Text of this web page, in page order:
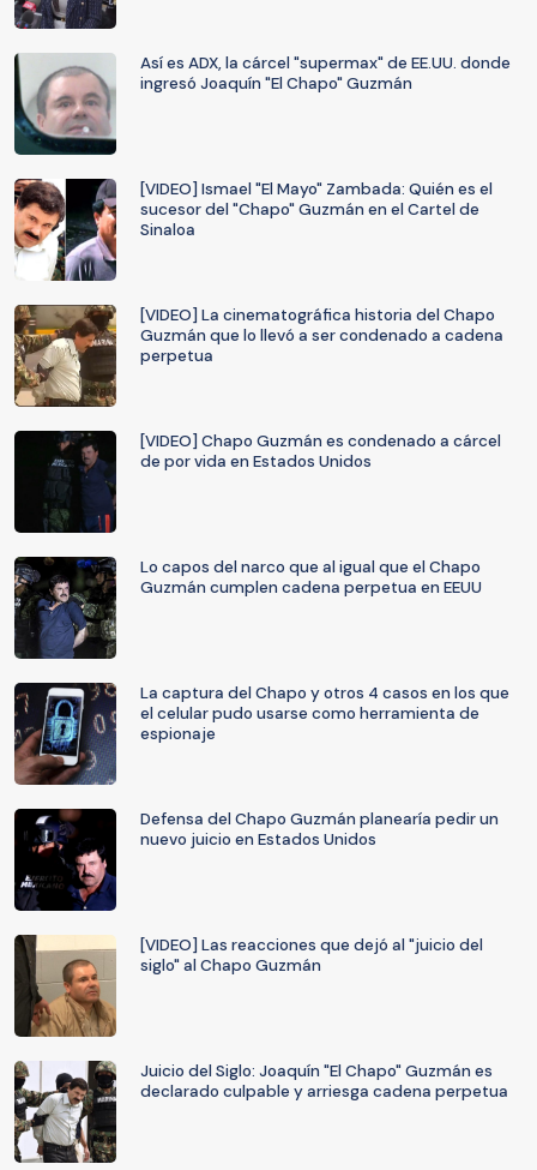
Así es ADX, la cárcel "supermax" de EE.UU. donde
ingresó Joaquín "El Chapo" Guzmán
[VIDEO] Ismael "El Mayo" Zambada: Quién es el
sucesor del "Chapo" Guzmán en el Cartel de
Sinaloa
[VIDEO] La cinematográfica historia del Chapo
Guzmán que lo llevó a ser condenado a cadena
perpetua
[VIDEO] Chapo Guzmán es condenado a cárcel
de por vida en Estados Unidos
Lo capos del narco que al igual que el Chapo
Guzmán cumplen cadena perpetua en EEUU
La captura del Chapo y otros 4 casos en los que
el celular pudo usarse como herramienta de
espionaje
Defensa del Chapo Guzmán planearía pedir un
nuevo juicio en Estados Unidos
[VIDEO] Las reacciones que dejó al "juicio del
siglo" al Chapo Guzmán
Juicio del Siglo: Joaquín "El Chapo" Guzmán es
declarado culpable y arriesga cadena perpetua